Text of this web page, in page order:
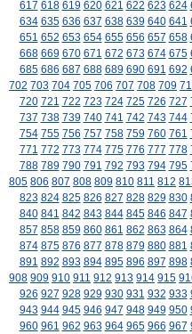
617 618 619 620 621 622 623 624
634 635 636 637 638 639 640 641
651 652 653 654 655 656 657 658
668 669 670 671 672 673 674 675
685 686 687 688 689 690 691 692
702 703 704 705 706 707 708 709
720 721 722 723 724 725 726 727
737 738 739 740 741 742 743 744
754 755 756 757 758 759 760 761
771 772 773 774 775 776 777 778
788 789 790 791 792 793 794 795
805 806 807 808 809 810 811 812
823 824 825 826 827 828 829 830
840 841 842 843 844 845 846 847
857 858 859 860 861 862 863 864
874 875 876 877 878 879 880 881
891 892 893 894 895 896 897 898
908 909 910 911 912 913 914 915
926 927 928 929 930 931 932 933
943 944 945 946 947 948 949 950
960 961 962 963 964 965 966 967